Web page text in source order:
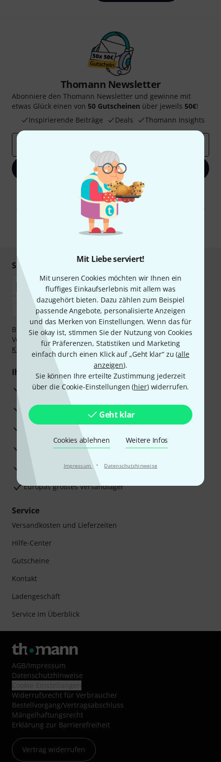
Mit Liebe serviert!
Mit unseren Cookies möchten wir Ihnen ein
fluffiges Einkaufserlebnis mit allem was
dazugehört bieten. Dazu zählen zum Beispiel
passende Angebote, personalisierte Anzeigen
und das Merken von Einstellungen. Wenn das für
Sie okay ist, stimmen Sie der Nutzung von Cookies
für Präferenzen, Statistiken und Marketing
einfach durch einen Klick auf „Geht klar“ zu (alle
anzeigen).
Sie können Ihre erteilte Zustimmung jederzeit
über die Cookie-Einstellungen (hier) widerrufen.
Geht klar
Cookies ablehnen Weitere Infos
Impressum · Datenschutzhinweise
Thomann Newsletter
Abonniere den Thomann Newsletter und gewinne mit
etwas Glück einen von 50 Gutscheinen über jeweils 50€!
Inspirierende Beiträge
Deals Thomann Insights
Jetzt anmelden
Mit Klick auf „Jetzt anmelden“ stimmen Sie dem Erhalt von E-Mail-
Werbung und einer Messung des E-Mail-Nutzungsverhaltens zu. Die
Abmeldung ist jederzeit möglich. Weitere Informationen finden Sie in
unseren
Datenschutzhinweisen
* Pflichtfeld
Sicher einkaufen & bezahlen
Bezahlen Sie vertraulich und sicher per Nachnahme,
Vorkasse, PayPal, Amazon Pay, Klarna Sofort bezahlen
Klarna Ratenzahlungoder Kreditkarte.
Ihre Vorteile
3 Jahre Thomann Garantie
30 Tage Money-Back-Garantie
Reparaturservice
Beratung durch Fachexperten
Zufriedenheitsgarantie
Europas größtes Versandlager
Service
Versandkosten und Lieferzeiten
Hilfe-Center
Gutscheine
Kontakt
Ladengeschäft
Service im Überblick
AGB/Impressum
Datenschutzhinweise
Widerrufsrecht für Verbraucher
Bestellvorgang/Vertragsabschluss
Mängelhaftungsrecht
Erklärung zur Barrierefreiheit
Vertrag widerrufen